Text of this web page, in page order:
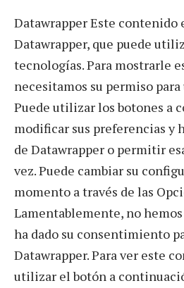
Datawrapper Este contenido
Datawrapper, que puede
tecnologías. Para mostrarle
necesitamos su permiso
Puede utilizar los botones a
modificar sus preferencias y
de Datawrapper o permitir
vez. Puede cambiar su
momento a través de las
Lamentablemente, no
ha dado su consentimiento
Datawrapper. Para ver este
utilizar el botón a